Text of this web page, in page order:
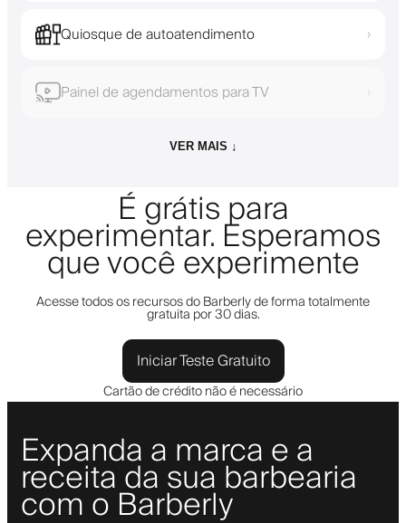
Quiosque de autoatendimento ›
Painel de agendamentos para TV ›
VER MAIS ↓
É grátis para
experimentar. Esperamos
que você experimente
Acesse todos os recursos do Barberly de forma totalmente
gratuita por 30 dias.
Iniciar Teste Gratuito
Cartão de crédito não é necessário
Expanda a marca e a
receita da sua barbearia
com o Barberly